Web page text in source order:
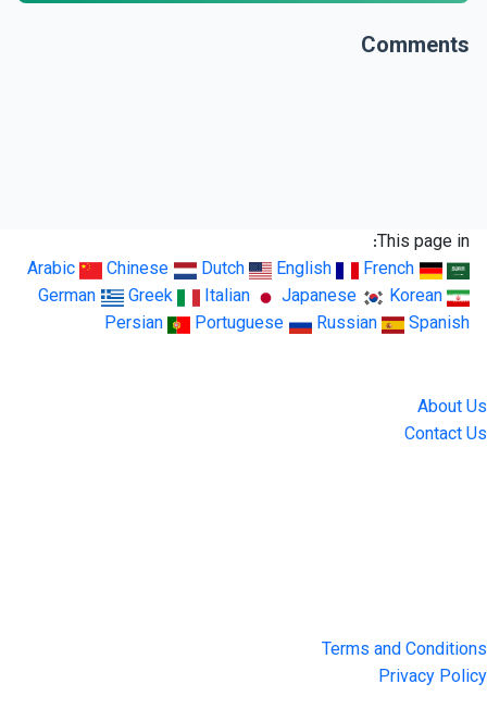
Comments
This page in:
Arabic
Chinese Dutch English
French
German
Greek Italian Japanese
Korean
Persian
Portuguese Russian Spanish
About Us
Contact Us
Terms and Conditions
Privacy Policy